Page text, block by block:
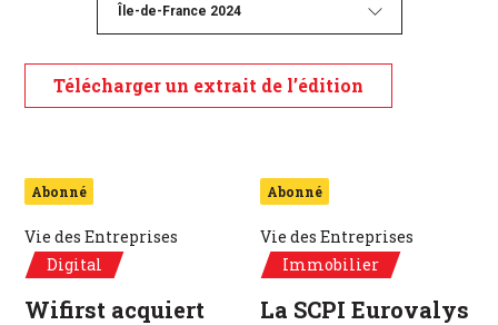
Île-de-France 2024
Télécharger un extrait de l’édition
Abonné
Vie des Entreprises
Digital
Wifirst acquiert
Abonné
Vie des Entreprises
Immobilier
La SCPI Eurovalys